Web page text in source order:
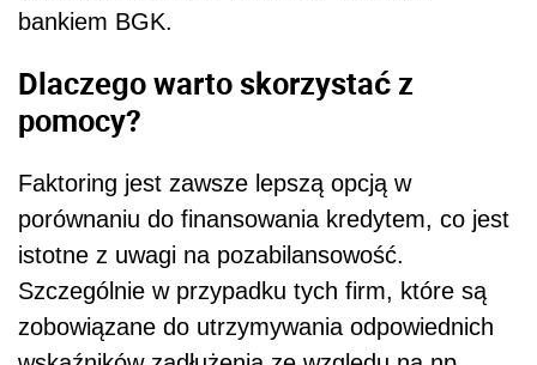
bankiem BGK.
Dlaczego warto skorzystać z
pomocy?
Faktoring jest zawsze lepszą opcją w
porównaniu do finansowania kredytem, co jest
istotne z uwagi na pozabilansowość.
Szczególnie w przypadku tych firm, które są
zobowiązane do utrzymywania odpowiednich